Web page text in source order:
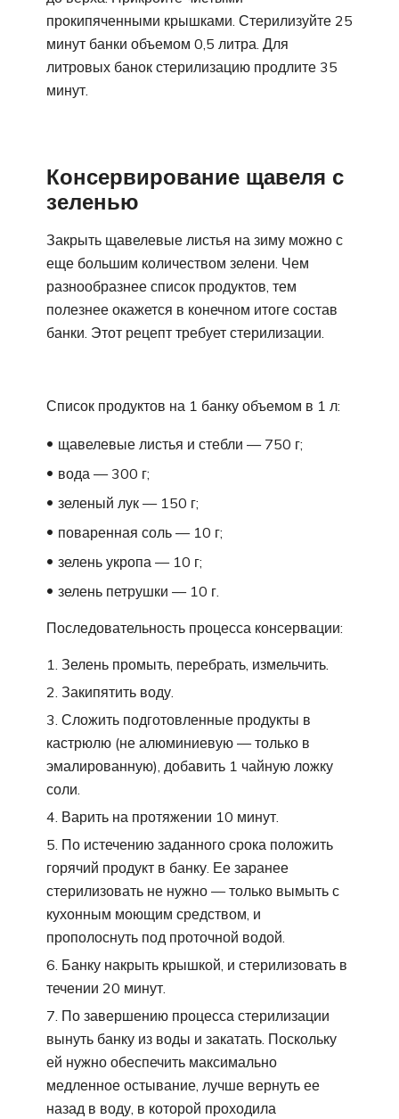
прокипяченными крышками. Стерилизуйте 25
минут банки объемом 0,5 литра. Для
литровых банок стерилизацию продлите 35
минут.
Консервирование щавеля с
зеленью
Закрыть щавелевые листья на зиму можно с
еще большим количеством зелени. Чем
разнообразнее список продуктов, тем
полезнее окажется в конечном итоге состав
банки. Этот рецепт требует стерилизации.
Список продуктов на 1 банку объемом в 1 л:
щавелевые листья и стебли — 750 г;
вода — 300 г;
зеленый лук — 150 г;
поваренная соль — 10 г;
зелень укропа — 10 г;
зелень петрушки — 10 г.
Последовательность процесса консервации:
Зелень промыть, перебрать, измельчить.
Закипятить воду.
Сложить подготовленные продукты в
кастрюлю (не алюминиевую — только в
эмалированную), добавить 1 чайную ложку
соли.
Варить на протяжении 10 минут.
По истечению заданного срока положить
горячий продукт в банку. Ее заранее
стерилизовать не нужно — только вымыть с
кухонным моющим средством, и
прополоснуть под проточной водой.
Банку накрыть крышкой, и стерилизовать в
течении 20 минут.
По завершению процесса стерилизации
вынуть банку из воды и закатать. Поскольку
ей нужно обеспечить максимально
медленное остывание, лучше вернуть ее
назад в воду, в которой проходила